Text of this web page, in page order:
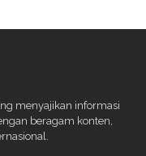
menyajikan informasi
beragam konten,